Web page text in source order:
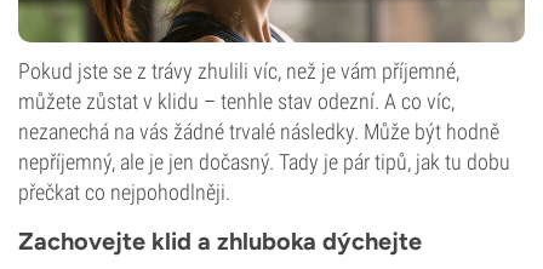
Pokud jste se z trávy zhulili víc, než je vám příjemné,
můžete zůstat v klidu – tenhle stav odezní. A co víc,
nezanechá na vás žádné trvalé následky. Může být hodně
nepříjemný, ale je jen dočasný. Tady je pár tipů, jak tu dobu
přečkat co nejpohodlněji.
Zachovejte klid a zhluboka dýchejte